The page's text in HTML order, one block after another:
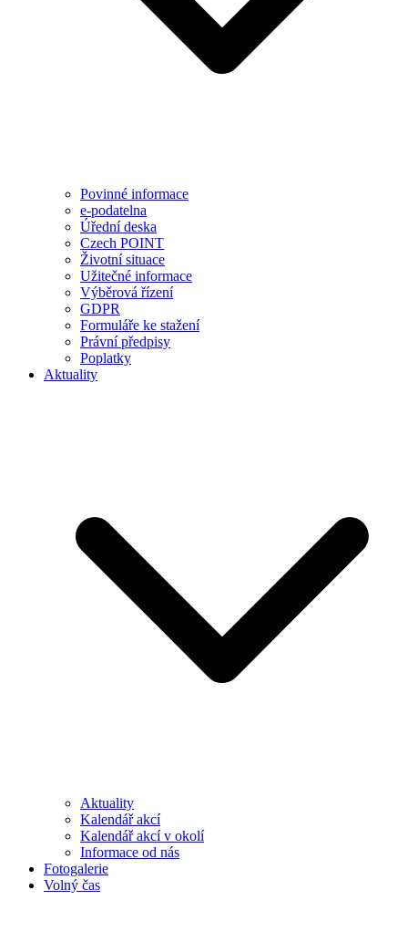
Povinné informace
e-podatelna
Úřední deska
Czech POINT
Životní situace
Užitečné informace
Výběrová řízení
GDPR
Formuláře ke stažení
Právní předpisy
Poplatky
Aktuality
Aktuality
Kalendář akcí
Kalendář akcí v okolí
Informace od nás
Fotogalerie
Volný čas